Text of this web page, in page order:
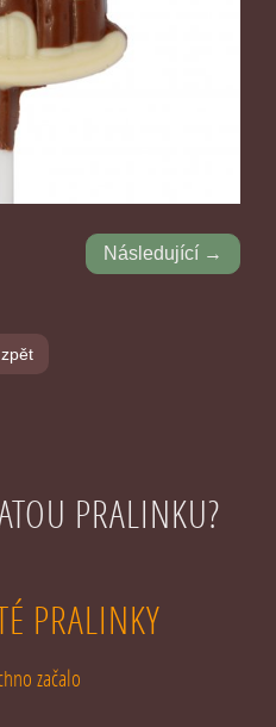
Následující →
PRALINKU?
PRALINKY
začalo